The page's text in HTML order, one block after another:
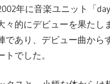
年に音楽ユニット「
々的にデビューを果た
であり、デビュー曲か
でした。